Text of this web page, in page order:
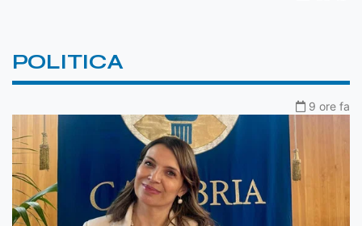
POLITICA
9 ore fa